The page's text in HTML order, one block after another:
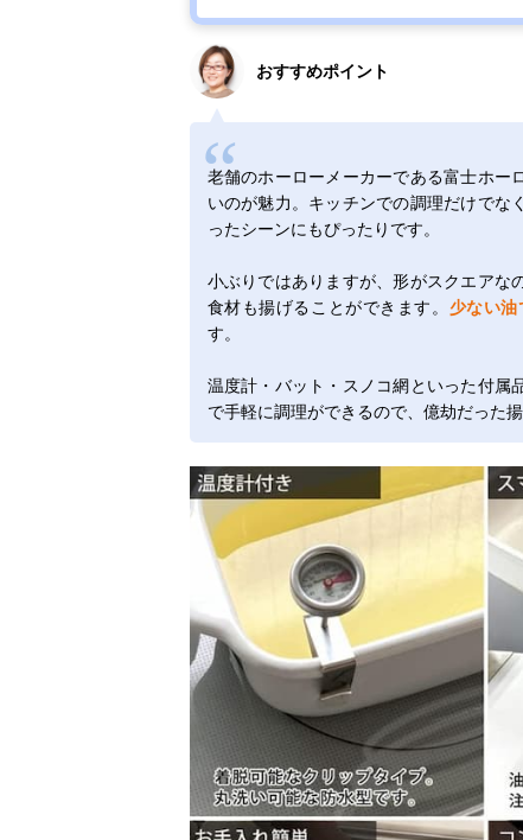
おすすめポイント
老舗のホーローメーカーである富士ホー
いのが魅力。キッチンでの調理だけでなく
ったシーンにもぴったりです。
小ぶりではありますが、形がスクエアな
食材も揚げることができます。 少ない油
す。
温度計・バット・スノコ網といった付属
で手軽に調理ができるので、億劫だった